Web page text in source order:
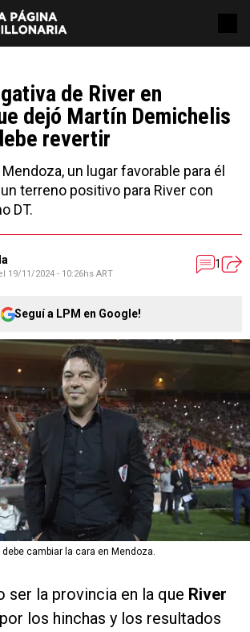
de River en
dejó Martín Demichelis
revertir
un lugar favorable para él
terreno positivo para River con
DT.
19/11/2024 - 10:26hs ART
1
Seguí a LPM en Google!
debe cambiar la cara en Mendoza.
ser la provincia en la que River
los hinchas y los resultados